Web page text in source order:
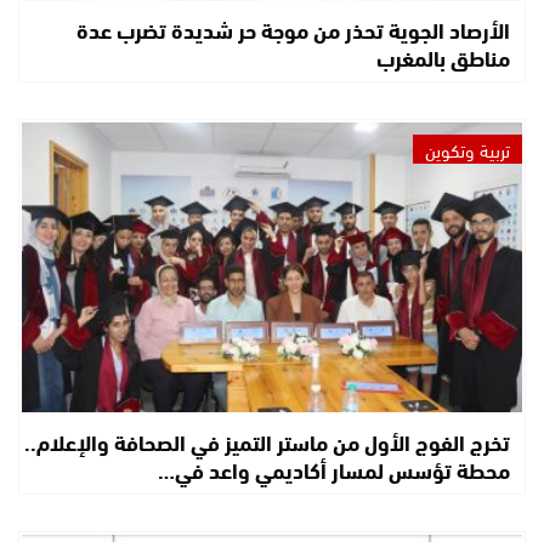
الأرصاد الجوية تحذر من موجة حر شديدة تضرب عدة
مناطق بالمغرب
تربية وتكوين
تخرج الفوج الأول من ماستر التميز في الصحافة والإعلام..
محطة تؤسس لمسار أكاديمي واعد في…